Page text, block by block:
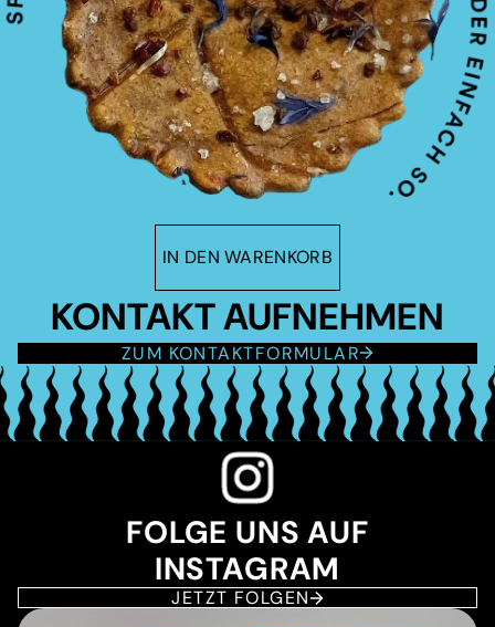
IN DEN WARENKORB
KONTAKT AUFNEHMEN
ZUM KONTAKTFORMULAR
FOLGE UNS AUF
INSTAGRAM
JETZT FOLGEN